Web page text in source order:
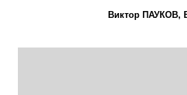
Виктор ПАУКОВ,